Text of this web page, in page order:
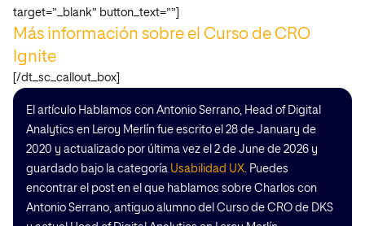
target=”_blank” button_text=””]
Más información sobre el Curso de CRO
Ignite
[/dt_sc_callout_box]
El artículo Hablamos con Antonio Serrano, Head of Digital
Analytics en Leroy Merlín fue escrito el 28 de January de
2020 y actualizado por última vez el 2 de June de 2026 y
guardado bajo la categoría Usabilidad UX. Puedes
encontrar el post en el que hablamos sobre Charlos con
Antonio Serrano, antiguo alumno del Curso de CRO de DKS